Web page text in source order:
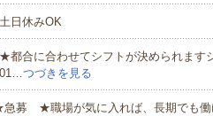
日休みOK
合に合わせてシフトが決められます
つづきを見る
募 ★職場が気に入れば、長期でも働